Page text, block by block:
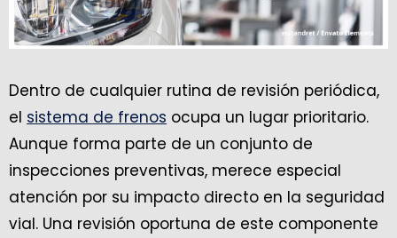
Dentro de cualquier rutina de revisión periódica,
el sistema de frenos ocupa un lugar prioritario.
Aunque forma parte de un conjunto de
inspecciones preventivas, merece especial
atención por su impacto directo en la seguridad
vial. Una revisión oportuna de este componente